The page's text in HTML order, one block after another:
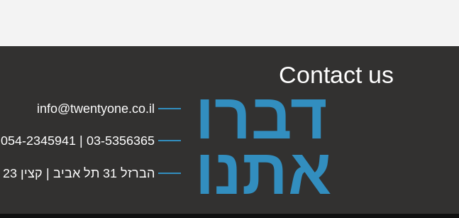
Contact us
דברו
אתנו
info@twentyone.co.il
03-5356365 | 054-2345941
הברזל 31 תל אביב | קצין 23 רעננה